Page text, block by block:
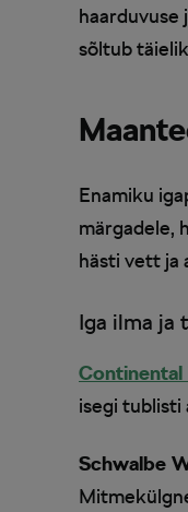
haarduvuse
sõltub
Enamiku
märgadele,
hästi vett ja
Iga ilma ja
isegi tublisti
Schwalbe